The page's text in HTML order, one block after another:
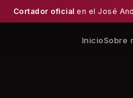
Cortador oficial en el José
InicioSobre